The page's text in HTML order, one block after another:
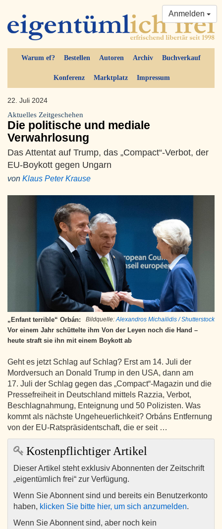
Warum ef? Bestellen Autoren Archiv Buchverkauf
Konferenz Marktplatz Impressum
Anmelden
22. Juli 2024
Aktuelles Zeitgeschehen
Die politische und mediale
Verwahrlosung
Das Attentat auf Trump, das „Compact“-Verbot, der
EU-Boykott gegen Ungarn
von Klaus Peter Krause
Bildquelle:Alexandros Michailidis / Shutterstock
„Enfant terrible“ Orbán:
Vor einem Jahr schüttelte ihm Von der Leyen noch die Hand –
heute straft sie ihn mit einem Boykott ab
Geht es jetzt Schlag auf Schlag? Erst am 14. Juli der
Mordversuch an Donald Trump in den USA, dann am
17. Juli der Schlag gegen das „Compact“-Magazin und die
Pressefreiheit in Deutschland mittels Razzia, Verbot,
Beschlagnahmung, Enteignung und 50 Polizisten. Was
kommt als nächste Ungeheuerlichkeit? Orbáns Entfernung
von der EU-Ratspräsidentschaft, die er seit …
Kostenpflichtiger Artikel
Dieser Artikel steht exklusiv Abonnenten der Zeitschrift
„eigentümlich frei“ zur Verfügung.
Wenn Sie Abonnent sind und bereits ein Benutzerkonto
haben, klicken Sie bitte hier, um sich anzumelden.
Wenn Sie Abonnent sind, aber noch kein